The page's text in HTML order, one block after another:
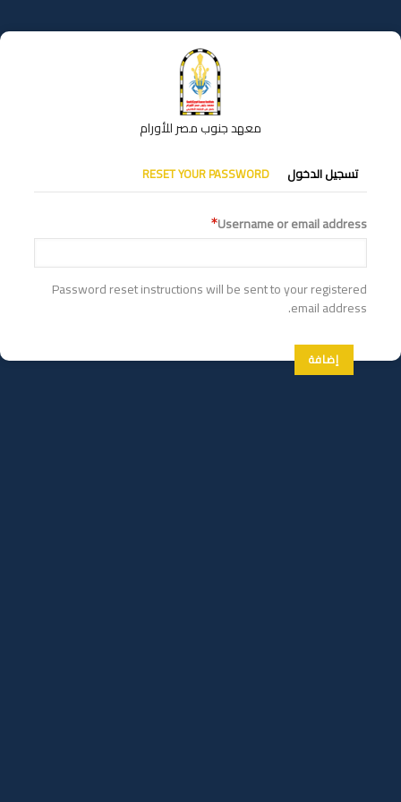
إلى
المحتوى
معهد جنوب مصر للأورام
التبويبات
الأساسية
تسجيل الدخول RESET YOUR PASSWORD
Username or email address
Password reset instructions will be sent to your registered
email address.